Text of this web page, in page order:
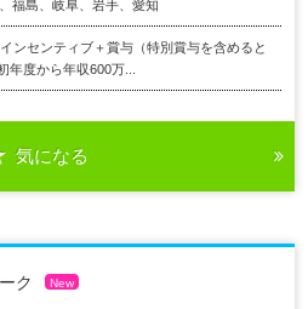
福島、岐阜、岩手、愛知
インセンティブ＋賞与（特別賞与を含めると
度から年収600万...
気になる
ク New